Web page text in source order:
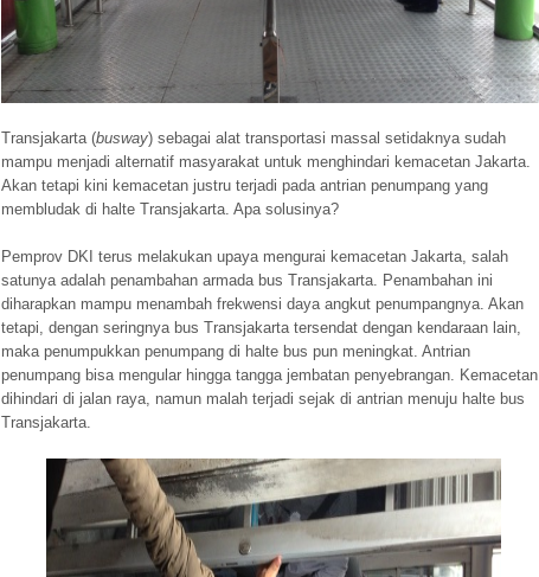
Transjakarta (busway) sebagai alat transportasi massal setidaknya sudah
mampu menjadi alternatif masyarakat untuk menghindari kemacetan Jakarta.
Akan tetapi kini kemacetan justru terjadi pada antrian penumpang yang
membludak di halte Transjakarta. Apa solusinya?
Pemprov DKI terus melakukan upaya mengurai kemacetan Jakarta, salah
satunya adalah penambahan armada bus Transjakarta. Penambahan ini
diharapkan mampu menambah frekwensi daya angkut penumpangnya. Akan
tetapi, dengan seringnya bus Transjakarta tersendat dengan kendaraan lain,
maka penumpukkan penumpang di halte bus pun meningkat. Antrian
penumpang bisa mengular hingga tangga jembatan penyebrangan. Kemacetan
dihindari di jalan raya, namun malah terjadi sejak di antrian menuju halte bus
Transjakarta.